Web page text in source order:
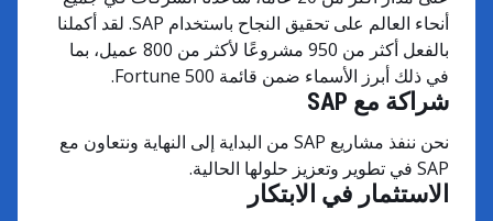
أنحاء العالم على تحقيق النجاح باستخدام SAP. لقد أكملنا
بالفعل أكثر من 950 مشروعًا لأكثر من 800 عميل، بما
في ذلك أبرز الأسماء ضمن قائمة Fortune 500.
شراكة مع SAP
نحن ننفذ مشاريع SAP من البداية إلى النهاية ونتعاون مع
SAP في تطوير وتعزيز حلولها الحالية.
الاستثمار في الابتكار